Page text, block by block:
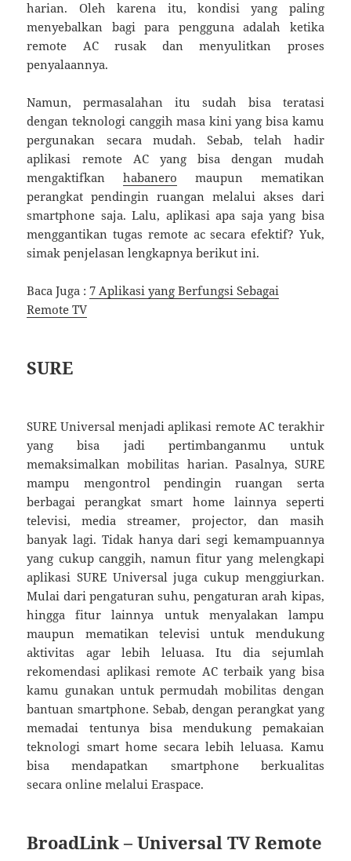
harian. Oleh karena itu, kondisi yang paling
menyebalkan bagi para pengguna adalah ketika
remote AC rusak dan menyulitkan proses
penyalaannya.
Namun, permasalahan itu sudah bisa teratasi
dengan teknologi canggih masa kini yang bisa kamu
pergunakan secara mudah. Sebab, telah hadir
aplikasi remote AC yang bisa dengan mudah
mengaktifkanhabanero maupun mematikan
perangkat pendingin ruangan melalui akses dari
smartphone saja. Lalu, aplikasi apa saja yang bisa
menggantikan tugas remote ac secara efektif? Yuk,
simak penjelasan lengkapnya berikut ini.
Baca Juga : 7 Aplikasi yang Berfungsi Sebagai
Remote TV
SURE
SURE Universal menjadi aplikasi remote AC terakhir
yang bisa jadi pertimbanganmu untuk
memaksimalkan mobilitas harian. Pasalnya, SURE
mampu mengontrol pendingin ruangan serta
berbagai perangkat smart home lainnya seperti
televisi, media streamer, projector, dan masih
banyak lagi. Tidak hanya dari segi kemampuannya
yang cukup canggih, namun fitur yang melengkapi
aplikasi SURE Universal juga cukup menggiurkan.
Mulai dari pengaturan suhu, pengaturan arah kipas,
hingga fitur lainnya untuk menyalakan lampu
maupun mematikan televisi untuk mendukung
aktivitas agar lebih leluasa. Itu dia sejumlah
rekomendasi aplikasi remote AC terbaik yang bisa
kamu gunakan untuk permudah mobilitas dengan
bantuan smartphone. Sebab, dengan perangkat yang
memadai tentunya bisa mendukung pemakaian
teknologi smart home secara lebih leluasa. Kamu
bisa mendapatkan smartphone berkualitas
secara online melalui Eraspace.
BroadLink – Universal TV Remote